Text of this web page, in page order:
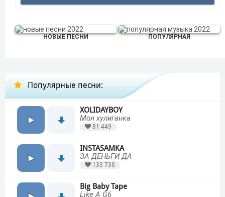
НОВЫЕ ПЕСНИ ПОПУЛЯРНАЯ
Популярные песни:
XOLIDAYBOY
Моя хулиганка
81 449
INSTASAMKA
ЗА ДЕНЬГИ ДА
133 738
Big Baby Tape
Like A G6